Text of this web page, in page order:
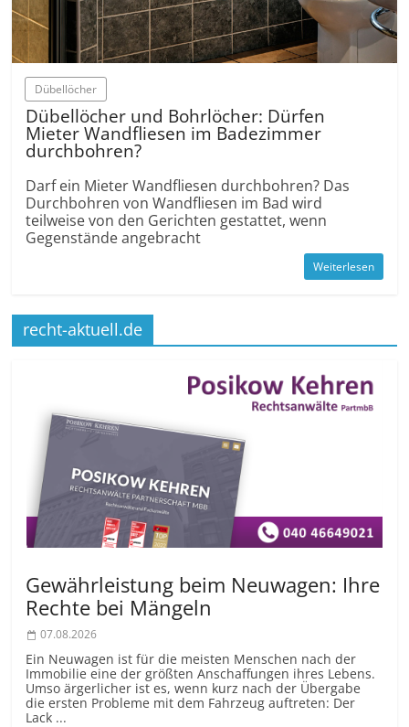
Dübell­öcher
Dübell­öcher und Bohrlöcher: Dürfen
Mieter Wandfliesen im Badezimmer
durchbohren?
Darf ein Mieter Wandfliesen durchbohren? Das
Durchbohren von Wandfliesen im Bad wird
teilweise von den Gerichten gestattet, wenn
Gegenstände angebracht
Weiterlesen
recht-aktuell.de
Gewährleistung beim Neuwagen: Ihre
Rechte bei Mängeln
07.08.2026
Ein Neuwagen ist für die meisten Menschen nach der
Immobilie eine der größten Anschaffungen ihres Lebens.
Umso ärgerlicher ist es, wenn kurz nach der Übergabe
die ersten Probleme mit dem Fahrzeug auftreten: Der
Lack ...